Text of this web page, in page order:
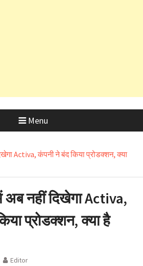
Menu
Activa, कंपनी ने बंद किया प्रोडक्शन, क्या
अब नहीं दिखेगा Activa,
प्रोडक्शन, क्या है
Editor